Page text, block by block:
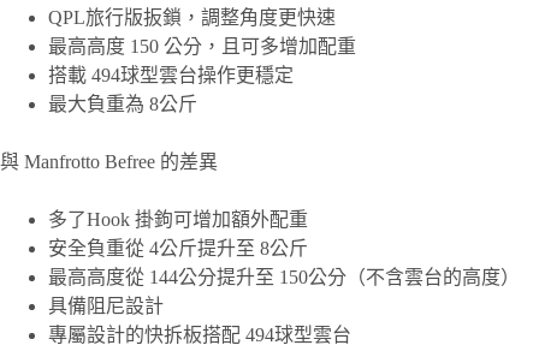
QPL旅行版扳鎖，調整角度更快速
最高高度 150 公分，且可多增加配重
搭載 494球型雲台操作更穩定
最大負重為 8公斤
與 Manfrotto Befree 的差異
多了Hook 掛鉤可增加額外配重
安全負重從 4公斤提升至 8公斤
最高高度從 144公分提升至 150公分（不含雲台的高度）
具備阻尼設計
專屬設計的快拆板搭配 494球型雲台